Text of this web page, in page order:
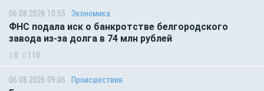
06.08.2026 10:55 Экономика
ФНС подала иск о банкротстве белгородского
завода из-за долга в 74 млн рублей
0 110
06.08.2026 09:06 Происшествия